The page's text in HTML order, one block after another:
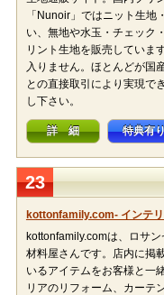
「Nunoir」ではニット生
い、無地や水玉・チェック
リント生地を販売していま
入りません。ほとんどが国
との直接取引により実現で
し下さい。
詳 細 特典有
23
kottonfamily.com- インテリ
kottonfamily.comは、ロサ
材料屋さんです。店内に掲
いるアイテムをお客様と一
リアのリフォーム、カーテ